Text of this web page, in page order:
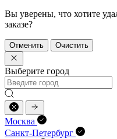
Вы уверены, что хотите
заказе?
Отменить Очистить
Выберите город
Москва
Санкт-Петербург